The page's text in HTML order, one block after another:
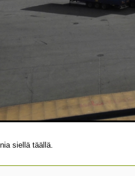
siellä täällä.